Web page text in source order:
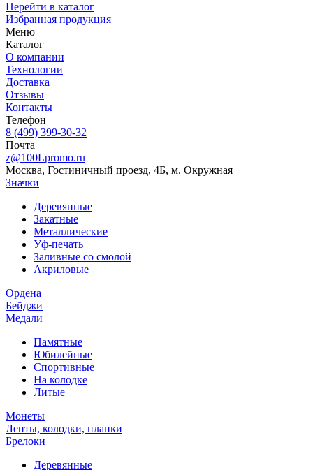
Перейти в каталог
Избранная продукция
Меню
Каталог
О компании
Технологии
Доставка
Отзывы
Контакты
Телефон
8 (499) 399-30-32
Почта
z@100Lpromo.ru
Москва, Гостиничный проезд, 4Б, м. Окружная
Значки
Деревянные
Закатные
Металлические
Уф-печать
Заливные со смолой
Акриловые
Ордена
Бейджи
Медали
Памятные
Юбилейные
Спортивные
На колодке
Литые
Монеты
Ленты, колодки, планки
Брелоки
Деревянные